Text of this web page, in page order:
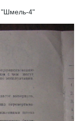
"Шмель-4"